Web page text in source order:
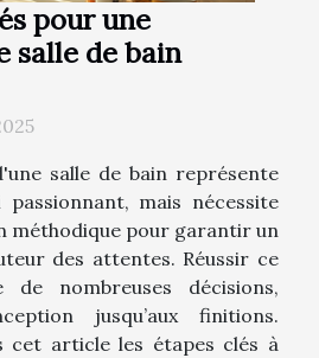
pour une
salle de bain
salle de bain représente
mais nécessite
méthodique pour garantir un
des attentes. Réussir ce
de nombreuses décisions,
jusqu’aux finitions.
cet article les étapes clés à